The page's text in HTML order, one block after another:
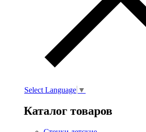
Select Language ▼
Каталог товаров